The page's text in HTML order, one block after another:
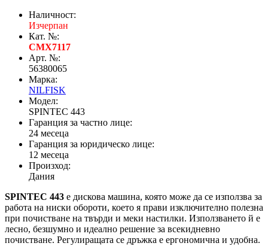
Наличност:
Изчерпан
Кат. №:
CMX7117
Арт. №:
56380065
Марка:
NILFISK
Модел:
SPINTEC 443
Гаранция за частно лице:
24 месеца
Гаранция за юридическо лице:
12 месеца
Произход:
Дания
SPINTEC 443 e дискова машина, която може да се използва за
работа на ниски обороти, което я прави изключително полезна
при почистване на твърди и меки настилки. Използването й е
лесно, безшумно и идеално решение за всекидневно
почистване. Регулиращата се дръжка е ергономична и удобна.